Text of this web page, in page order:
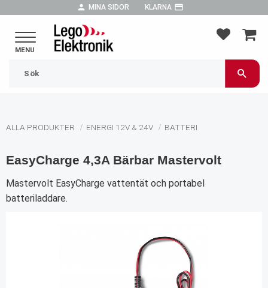
person MINA SIDOR KLARNA payment
ALLA PRODUKTER ENERGI 12V & 24V BATTERI
EasyCharge 4,3A Bärbar Mastervolt
Mastervolt EasyCharge vattentät och portabel
batteriladdare.